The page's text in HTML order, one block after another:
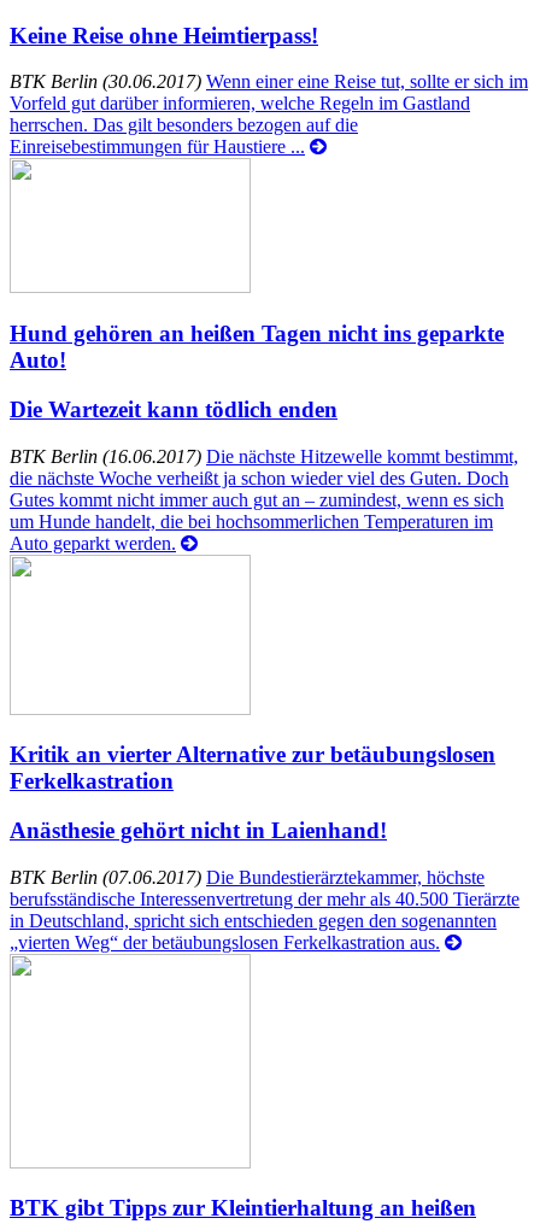
Keine Reise ohne Heimtierpass!
BTK Berlin (30.06.2017) Wenn einer eine Reise tut, sollte er sich im
Vorfeld gut darüber informieren, welche Regeln im Gastland
herrschen. Das gilt besonders bezogen auf die
Einreisebestimmungen für Haustiere ...
Hund gehören an heißen Tagen nicht ins geparkte
Auto!
Die Wartezeit kann tödlich enden
BTK Berlin (16.06.2017) Die nächste Hitzewelle kommt bestimmt,
die nächste Woche verheißt ja schon wieder viel des Guten. Doch
Gutes kommt nicht immer auch gut an – zumindest, wenn es sich
um Hunde handelt, die bei hochsommerlichen Temperaturen im
Auto geparkt werden.
Kritik an vierter Alternative zur betäubungslosen
Ferkelkastration
Anästhesie gehört nicht in Laienhand!
BTK Berlin (07.06.2017) Die Bundestierärztekammer, höchste
berufsständische Interessenvertretung der mehr als 40.500 Tierärzte
in Deutschland, spricht sich entschieden gegen den sogenannten
„vierten Weg“ der betäubungslosen Ferkelkastration aus.
BTK gibt Tipps zur Kleintierhaltung an heißen